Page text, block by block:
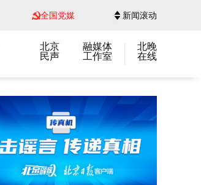
全国党媒 新闻滚动
北京
民声
融媒体
工作室
北晚
在线